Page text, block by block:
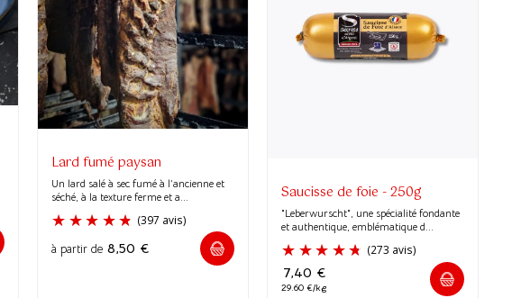
Lard fumé paysan
Un lard salé à sec fumé à l’ancienne et
séché, à la texture ferme et a...
à partir de 8,50 €
Saucisse de foie - 250g
"Leberwurscht", une spécialité fondante
et authentique, emblématique d...
7,40 €
29.60 €/kg